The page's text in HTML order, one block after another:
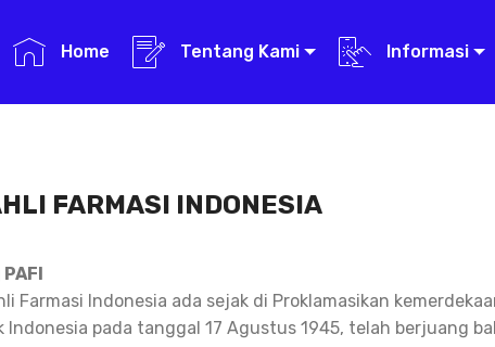
Home Tentang Kami Informasi
FARMASI INDONESIA
Farmasi Indonesia ada sejak di Proklamasikan
Indonesia pada tanggal 17 Agustus 1945, telah berjuang